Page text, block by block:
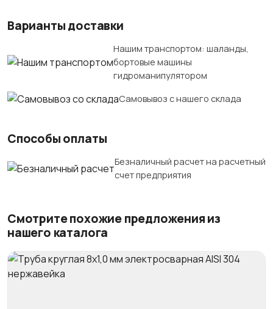
Варианты доставки
Нашим транспортом: шаланды,
бортовые машины
гидроманипулятором
Самовывоз с нашего склада
Способы оплаты
Безналичный расчет на расчетный
счет предприятия
Смотрите похожие предложения из
нашего каталога